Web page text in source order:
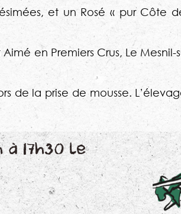
et un Rosé « pur Côte
en Premiers Crus, Le Mesnil-
de la prise de mousse.
17h30 le